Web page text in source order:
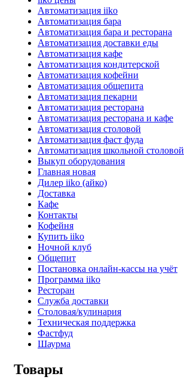
Автоматизация iiko
Автоматизация бара
Автоматизация бара и ресторана
Автоматизация доставки еды
Автоматизация кафе
Автоматизация кондитерской
Автоматизация кофейни
Автоматизация общепита
Автоматизация пекарни
Автоматизация ресторана
Автоматизация ресторана и кафе
Автоматизация столовой
Автоматизация фаст фуда
Автоматизация школьной столовой
Выкуп оборудования
Главная новая
Дилер iiko (айко)
Доставка
Кафе
Контакты
Кофейня
Купить iiko
Ночной клуб
Общепит
Постановка онлайн-кассы на учёт
Программа iiko
Ресторан
Служба доставки
Столовая/кулинария
Техническая поддержка
Фастфуд
Шаурма
Товары